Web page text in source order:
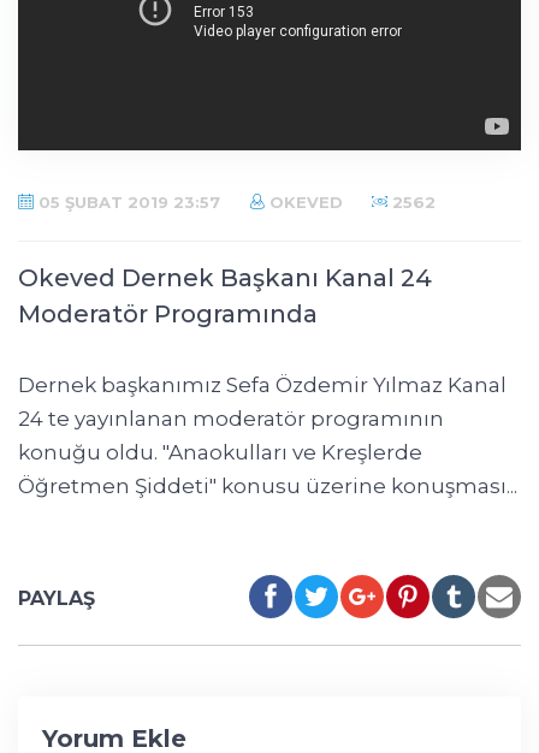
05 ŞUBAT 2019 23:57 OKEVED 2562
Okeved Dernek Başkanı Kanal 24
Moderatör Programında
Dernek başkanımız Sefa Özdemir Yılmaz Kanal
24 te yayınlanan moderatör programının
konuğu oldu. "Anaokulları ve Kreşlerde
Öğretmen Şiddeti" konusu üzerine konuşması...
PAYLAŞ
Yorum Ekle